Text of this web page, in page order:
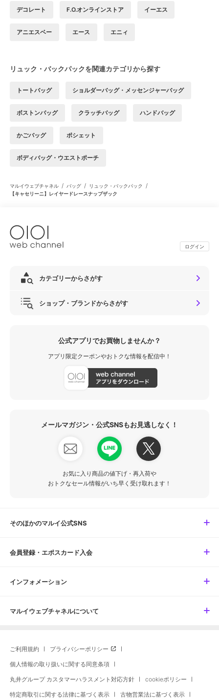
デコレート F.O.オンラインストア イーエス
アニエスベー エース エニィ
リュック・バックパックを関連カテゴリから探す
トートバッグ ショルダーバッグ・メッセンジャーバッグ
ボストンバッグ クラッチバッグ ハンドバッグ
かごバッグ ポシェット
ボディバッグ・ウエストポーチ
マルイウェブチャネル / バッグ / リュック・バックパック /
【キャセリーニ】レイヤードレースナップザック
ログイン
カテゴリーからさがす
ショップ・ブランドからさがす
公式アプリでお買物しませんか？
アプリ限定クーポンやおトクな情報を配信中！
メールマガジン・公式SNSもお見逃しなく！
お気に入り商品の値下げ・再入荷や
おトクなセール情報がいち早く受け取れます！
そのほかのマルイ公式SNS
会員登録・エポスカード入会
インフォメーション
マルイウェブチャネルについて
ご利用規約 プライバシーポリシー
個人情報の取り扱いに関する同意条項
丸井グループ カスタマーハラスメント対応方針 cookieポリシー
特定商取引に関する法律に基づく表示 古物営業法に基づく表示